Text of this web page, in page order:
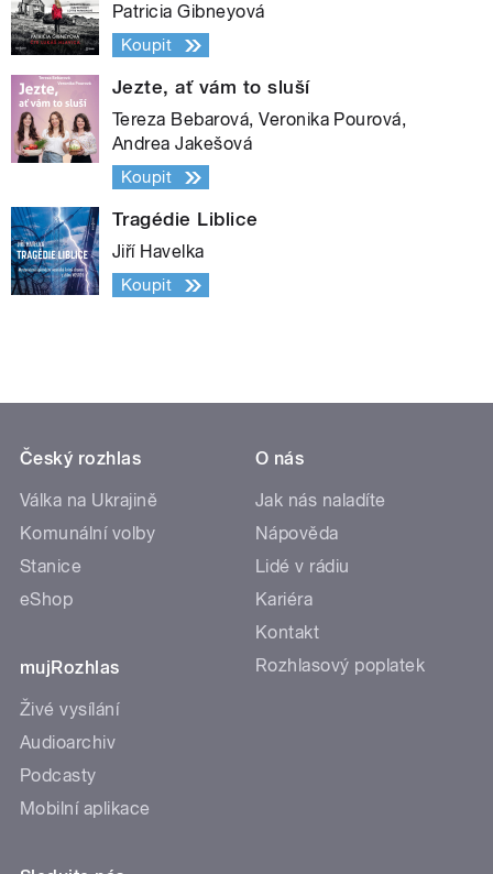
Patricia Gibneyová
Koupit
Jezte, ať vám to sluší
Tereza Bebarová, Veronika Pourová,
Andrea Jakešová
Koupit
Tragédie Liblice
Jiří Havelka
Koupit
Český rozhlas
Válka na Ukrajině
Komunální volby
Stanice
eShop
mujRozhlas
Živé vysílání
Audioarchiv
Podcasty
Mobilní aplikace
O nás
Jak nás naladíte
Nápověda
Lidé v rádiu
Kariéra
Kontakt
Rozhlasový poplatek